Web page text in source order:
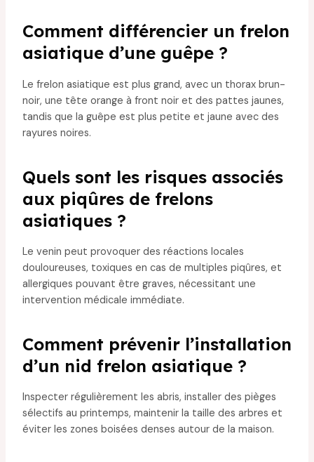
Comment différencier un frelon
asiatique d’une guêpe ?
Le frelon asiatique est plus grand, avec un thorax brun-
noir, une tête orange à front noir et des pattes jaunes,
tandis que la guêpe est plus petite et jaune avec des
rayures noires.
Quels sont les risques associés
aux piqûres de frelons
asiatiques ?
Le venin peut provoquer des réactions locales
douloureuses, toxiques en cas de multiples piqûres, et
allergiques pouvant être graves, nécessitant une
intervention médicale immédiate.
Comment prévenir l’installation
d’un nid frelon asiatique ?
Inspecter régulièrement les abris, installer des pièges
sélectifs au printemps, maintenir la taille des arbres et
éviter les zones boisées denses autour de la maison.